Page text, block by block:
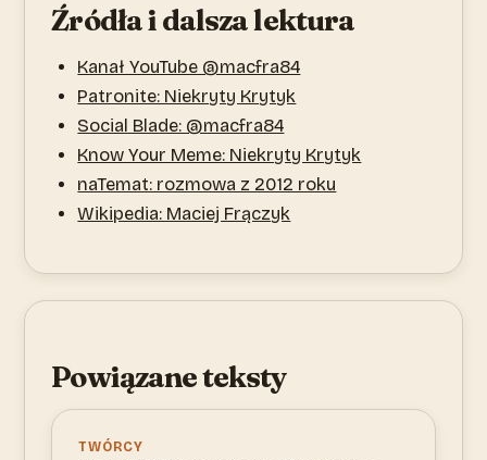
Źródła i dalsza lektura
Kanał YouTube @macfra84
Patronite: Niekryty Krytyk
Social Blade: @macfra84
Know Your Meme: Niekryty Krytyk
naTemat: rozmowa z 2012 roku
Wikipedia: Maciej Frączyk
Powiązane teksty
TWÓRCY